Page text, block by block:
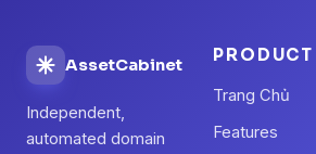
AssetCabinet
Independent,
automated domain
PRODUCT
Trang Chủ
Features